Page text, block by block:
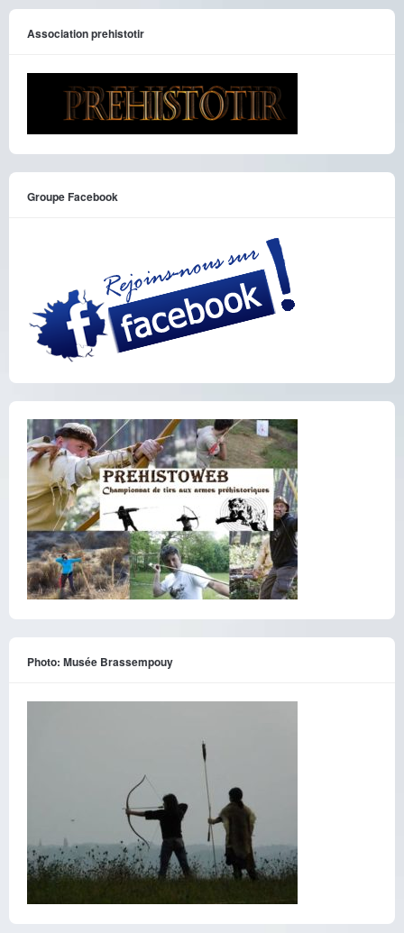
Association prehistotir
Groupe Facebook
Photo: Musée Brassempouy